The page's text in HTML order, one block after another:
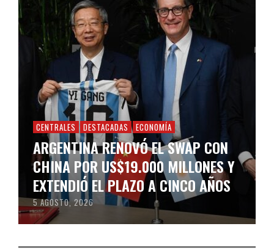
CENTRALES DESTACADAS ECONOMÍA
ARGENTINA RENOVÓ EL SWAP CON
CHINA POR US$19.000 MILLONES Y
EXTENDIÓ EL PLAZO A CINCO AÑOS
5 AGOSTO, 2026